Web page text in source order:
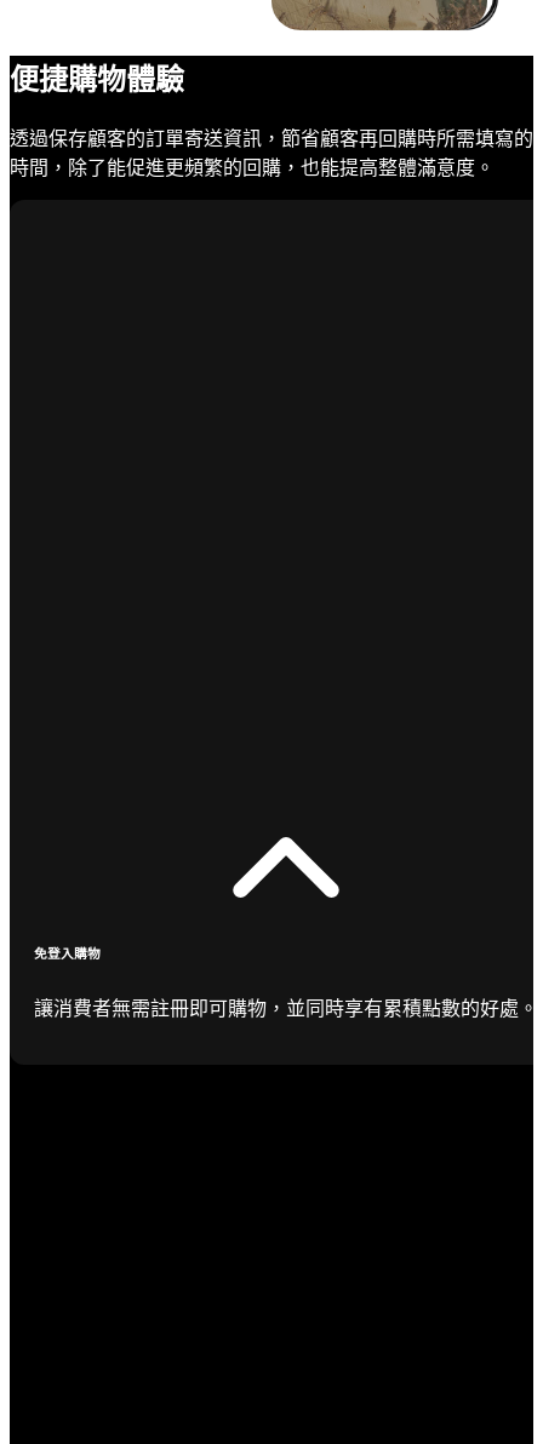
便捷購物體驗
透過保存顧客的訂單寄送資訊，節省顧客再回購時所需填寫的
時間，除了能促進更頻繁的回購，也能提高整體滿意度。
免登入購物
讓消費者無需註冊即可購物，並同時享有累積點數的好處。